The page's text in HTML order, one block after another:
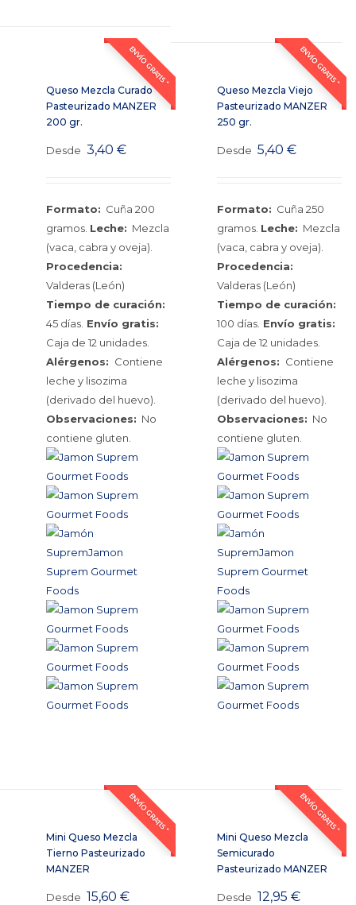
ENVÍO GRATIS *
Queso Mezcla Curado
Pasteurizado MANZER
200 gr.
Desde 3,40€
Formato: Cuña 200
gramos. Leche: Mezcla
(vaca, cabra y oveja).
Procedencia:
Valderas (León)
Tiempo de curación:
45 días. Envío gratis:
Caja de 12 unidades.
Alérgenos: Contiene
leche y lisozima
(derivado del huevo).
Observaciones: No
contiene gluten.
ENVÍO GRATIS *
Queso Mezcla Viejo
Pasteurizado MANZER
250 gr.
Desde 5,40€
Formato: Cuña 250
gramos. Leche: Mezcla
(vaca, cabra y oveja).
Procedencia:
Valderas (León)
Tiempo de curación:
100 días. Envío gratis:
Caja de 12 unidades.
Alérgenos: Contiene
leche y lisozima
(derivado del huevo).
Observaciones: No
contiene gluten.
ENVÍO GRATIS *
Mini Queso Mezcla
Tierno Pasteurizado
MANZER
Desde 15,60€
ENVÍO GRATIS *
Mini Queso Mezcla
Semicurado
Pasteurizado MANZER
Desde 12,95€